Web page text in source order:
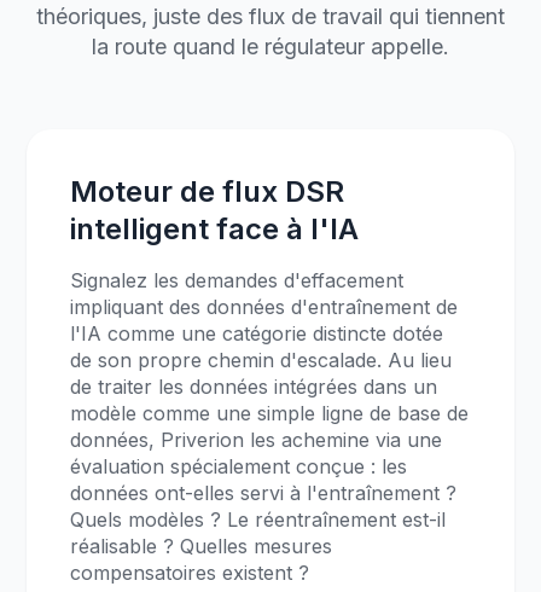
théoriques, juste des flux de travail qui tiennent
la route quand le régulateur appelle.
Moteur de flux DSR
intelligent face à l'IA
Signalez les demandes d'effacement
impliquant des données d'entraînement de
l'IA comme une catégorie distincte dotée
de son propre chemin d'escalade. Au lieu
de traiter les données intégrées dans un
modèle comme une simple ligne de base de
données, Priverion les achemine via une
évaluation spécialement conçue : les
données ont-elles servi à l'entraînement ?
Quels modèles ? Le réentraînement est-il
réalisable ? Quelles mesures
compensatoires existent ?